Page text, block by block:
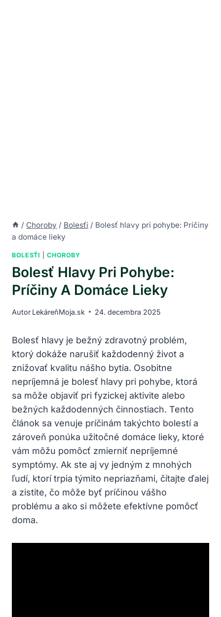
/ Choroby / Bolesťi / Bolesť hlavy pri pohybe: Príčiny
a domáce lieky
BOLESŤI |CHOROBY
Bolesť Hlavy Pri Pohybe:
Príčiny A Domáce Lieky
Autor LekáreňMoja.sk 24. decembra 2025
Bolesť hlavy je bežný zdravotný problém,
ktorý dokáže narušiť každodenný život a
znižovať kvalitu nášho bytia. Osobitne
nepríjemná je bolesť hlavy pri pohybe, ktorá
sa môže objaviť pri fyzickej aktivite alebo
bežných každodenných činnostiach. Tento
článok sa venuje príčinám takýchto bolestí a
zároveň ponúka užitočné domáce lieky, ktoré
vám môžu pomôcť zmierniť nepríjemné
symptómy. Ak ste aj vy jedným z mnohých
ľudí, ktorí trpia týmito nepriazňami, čítajte ďalej
a zistite, čo môže byť príčinou vášho
problému a ako si môžete efektívne pomôcť
doma.